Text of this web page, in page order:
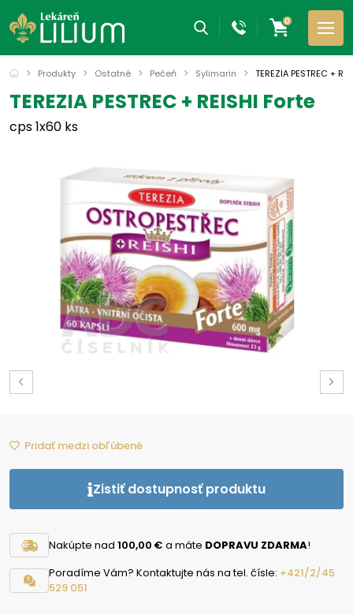
0
Produkty Ostatné Pečeň Sylimarin TEREZIA PESTREC +
TEREZIA PESTREC + REISHI Forte
cps 1x60 ks
Pridať medzi obľúbené
Zistiť dostupnosť produktu
Nakúpte nad 100,00 € a máte DOPRAVU ZDARMA!
Poradíme Vám? Kontaktujte nás na tel. čísle: +421/2/45
529 051